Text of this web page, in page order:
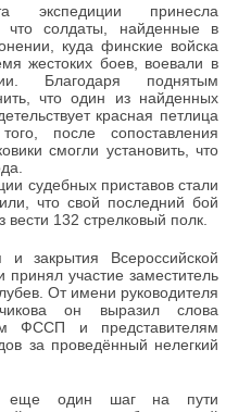
экспедиции принесла
что солдаты, найденные в
куда финские войска
жестоких боев, воевали в
Благодаря поднятым
что один из найденных
красная петлица
после сопоставления
смогли установить, что
судебных приставов стали
что свой последний бой
132 стрелковый полк.
закрытия Всероссийской
участие заместитель
От имени руководителя
он выразил слова
ФССП и представителям
за проведённый нелегкий
один шаг на пути